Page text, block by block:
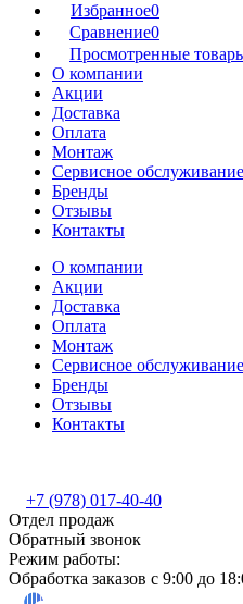
Избранное0
Сравнение0
Просмотренные
О компании
Акции
Доставка
Оплата
Монтаж
Сервисное обслуживание
Бренды
Отзывы
Контакты
О компании
Акции
Доставка
Оплата
Монтаж
Сервисное обслуживание
Бренды
Отзывы
Контакты
+7 (978) 017-40-40
Отдел продаж
Обратный звонок
Режим работы:
Обработка заказов с 9:00 до